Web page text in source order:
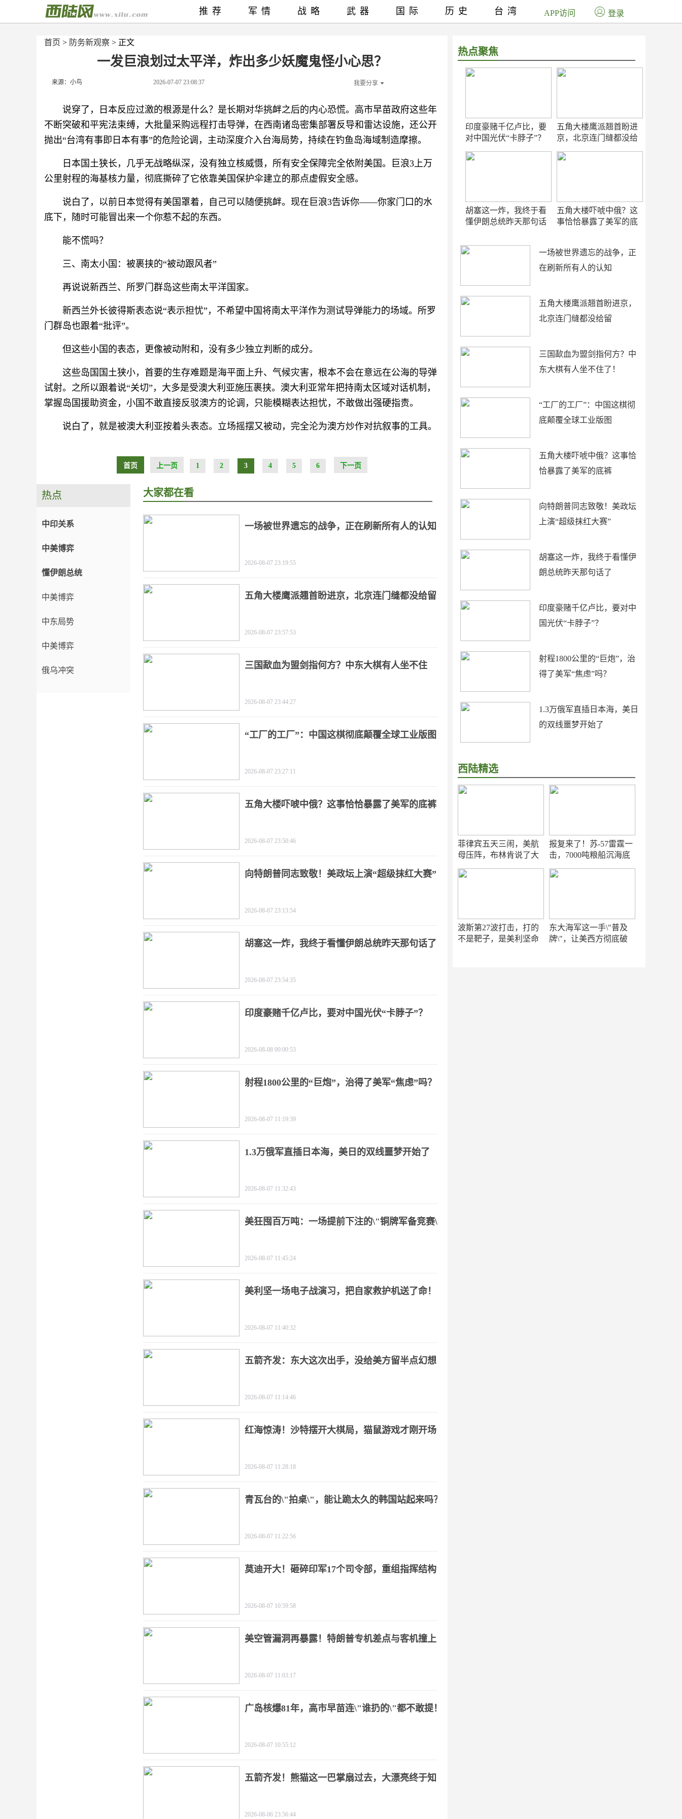
首页 > 防务新观察 > 正文
一发巨浪划过太平洋，炸出多少妖魔鬼怪小心思？
来源：小鸟 2026-07-07 23:08:37 我要分享
说穿了，日本反应过激的根源是什么？是长期对华挑衅之后的内心恐慌。高市早苗政府这些年
不断突破和平宪法束缚，大批量采购远程打击导弹，在西南诸岛密集部署反导和雷达设施，还公开
抛出“台湾有事即日本有事”的危险论调，主动深度介入台海局势，持续在钓鱼岛海域制造摩擦。
日本国土狭长，几乎无战略纵深，没有独立核威慑，所有安全保障完全依附美国。巨浪3上万
公里射程的海基核力量，彻底撕碎了它依靠美国保护伞建立的那点虚假安全感。
说白了，以前日本觉得有美国罩着，自己可以随便挑衅。现在巨浪3告诉你——你家门口的水
底下，随时可能冒出来一个你惹不起的东西。
能不慌吗？
三、南太小国：被裹挟的“被动跟风者”
再说说新西兰、所罗门群岛这些南太平洋国家。
新西兰外长彼得斯表态说“表示担忧”，不希望中国将南太平洋作为测试导弹能力的场域。所罗
门群岛也跟着“批评”。
但这些小国的表态，更像被动附和，没有多少独立判断的成分。
这些岛国国土狭小，首要的生存难题是海平面上升、气候灾害，根本不会在意远在公海的导弹
试射。之所以跟着说“关切”，大多是受澳大利亚施压裹挟。澳大利亚常年把持南太区域对话机制，
掌握岛国援助资金，小国不敢直接反驳澳方的论调，只能模糊表达担忧，不敢做出强硬指责。
说白了，就是被澳大利亚按着头表态。立场摇摆又被动，完全沦为澳方炒作对抗叙事的工具。
首页 上一页 1 2 3 4 5 6 下一页
热点聚焦
印度豪赌千亿卢比，要
对中国光伏“卡脖子”？
五角大楼鹰派翘首盼进
京，北京连门缝都没给
胡塞这一炸，我终于看
懂伊朗总统昨天那句话
五角大楼吓唬中俄？这
事恰恰暴露了美军的底
一场被世界遗忘的战争，正
在刷新所有人的认知
五角大楼鹰派翘首盼进京，
北京连门缝都没给留
三国歃血为盟剑指何方？中
东大棋有人坐不住了！
“工厂的工厂”：中国这棋彻
底颠覆全球工业版图
五角大楼吓唬中俄？这事恰
恰暴露了美军的底裤
向特朗普同志致敬！美政坛
上演“超级抹红大赛”
胡塞这一炸，我终于看懂伊
朗总统昨天那句话了
印度豪赌千亿卢比，要对中
国光伏“卡脖子”？
射程1800公里的“巨炮”，治
得了美军“焦虑”吗？
1.3万俄军直插日本海，美日
的双线噩梦开始了
西陆精选
菲律宾五天三闹，美航
母压阵，布林肯说了大
报复来了！苏-57雷霆一
击，7000吨粮船沉海底
波斯第27波打击，打的
不是靶子，是美利坚命
东大海军这一手\"普及
牌\"，让美西方彻底破
推荐 军情 战略 武器 国际 历史 台湾 APP访问 登录
热点
中印关系
中美博弈
懂伊朗总统
中美博弈
中东局势
中美博弈
俄乌冲突
大家都在看
一场被世界遗忘的战争，正在刷新所有人的认知
2026-08-07 23:19:55
五角大楼鹰派翘首盼进京，北京连门缝都没给留
2026-08-07 23:57:53
三国歃血为盟剑指何方？中东大棋有人坐不住
2026-08-07 23:44:27
“工厂的工厂”：中国这棋彻底颠覆全球工业版图
2026-08-07 23:27:11
五角大楼吓唬中俄？这事恰恰暴露了美军的底裤
2026-08-07 23:50:46
向特朗普同志致敬！美政坛上演“超级抹红大赛”
2026-08-07 23:13:54
胡塞这一炸，我终于看懂伊朗总统昨天那句话了
2026-08-07 23:54:35
印度豪赌千亿卢比，要对中国光伏“卡脖子”？
2026-08-08 00:00:53
射程1800公里的“巨炮”，治得了美军“焦虑”吗？
2026-08-07 11:19:39
1.3万俄军直插日本海，美日的双线噩梦开始了
2026-08-07 11:32:43
美狂囤百万吨：一场提前下注的\"铜牌军备竞赛\"
2026-08-07 11:45:24
美利坚一场电子战演习，把自家救护机送了命！
2026-08-07 11:40:32
五箭齐发：东大这次出手，没给美方留半点幻想
2026-08-07 11:14:46
红海惊涛！沙特摆开大棋局，猫鼠游戏才刚开场
2026-08-07 11:28:18
青瓦台的\"拍桌\"，能让跪太久的韩国站起来吗？
2026-08-07 11:22:56
莫迪开大！砸碎印军17个司令部，重组指挥结构
2026-08-07 10:59:58
美空管漏洞再暴露！特朗普专机差点与客机撞上
2026-08-07 11:03:17
广岛核爆81年，高市早苗连\"谁扔的\"都不敢提！
2026-08-07 10:55:12
五箭齐发！熊猫这一巴掌扇过去，大漂亮终于知
2026-08-06 23:56:44